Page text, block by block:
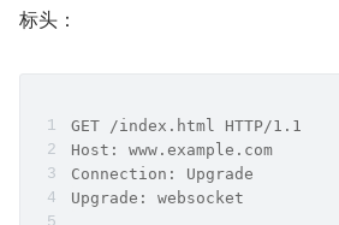
标头：
GET /index.html HTTP/1.1
Host: www.example.com
Connection: Upgrade
Upgrade: websocket